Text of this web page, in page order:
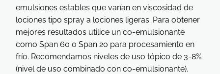
emulsiones estables que varían en viscosidad de
lociones tipo spray a lociones ligeras. Para obtener
mejores resultados utilice un co-emulsionante
como Span 60 o Span 20 para procesamiento en
frío. Recomendamos niveles de uso tópico de 3-8%
(nivel de uso combinado con co-emulsionante).